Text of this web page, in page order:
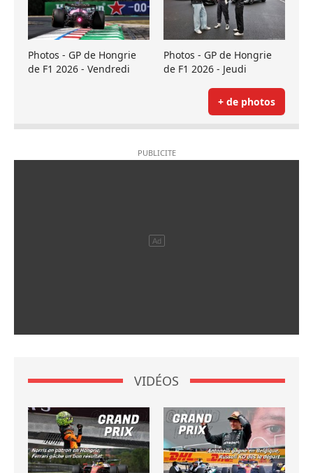
Photos - GP de Hongrie
de F1 2026 - Vendredi
Photos - GP de Hongrie
de F1 2026 - Jeudi
+ de photos
VIDÉOS